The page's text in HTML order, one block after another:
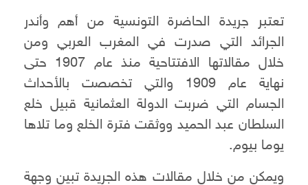
تعتبر جريدة الحاضرة التونسية من أهم وأندر
الجرائد التي صدرت في المغرب العربي ومن
خلال مقالاتها الافتتاحية منذ عام 1907 حتى
نهاية عام 1909 والتي تخصصت بالأحداث
الجسام التي ضربت الدولة العثمانية قبيل خلع
السلطان عبد الحميد ووثقت فترة الخلع وما تلاها
يوما بيوم.
ويمكن من خلال مقالات هذه الجريدة تبين وجهة